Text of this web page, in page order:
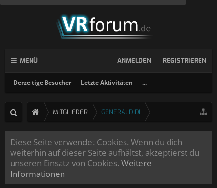
MENÜ
Derzeitige Besucher Letzte Aktivitäten ...
ANMELDEN REGISTRIEREN
MITGLIEDER GENERALDIDI
Diese Seite verwendet Cookies. Wenn du dich
weiterhin auf dieser Seite aufhältst, akzeptierst du
unseren Einsatz von Cookies. Weitere
Informationen